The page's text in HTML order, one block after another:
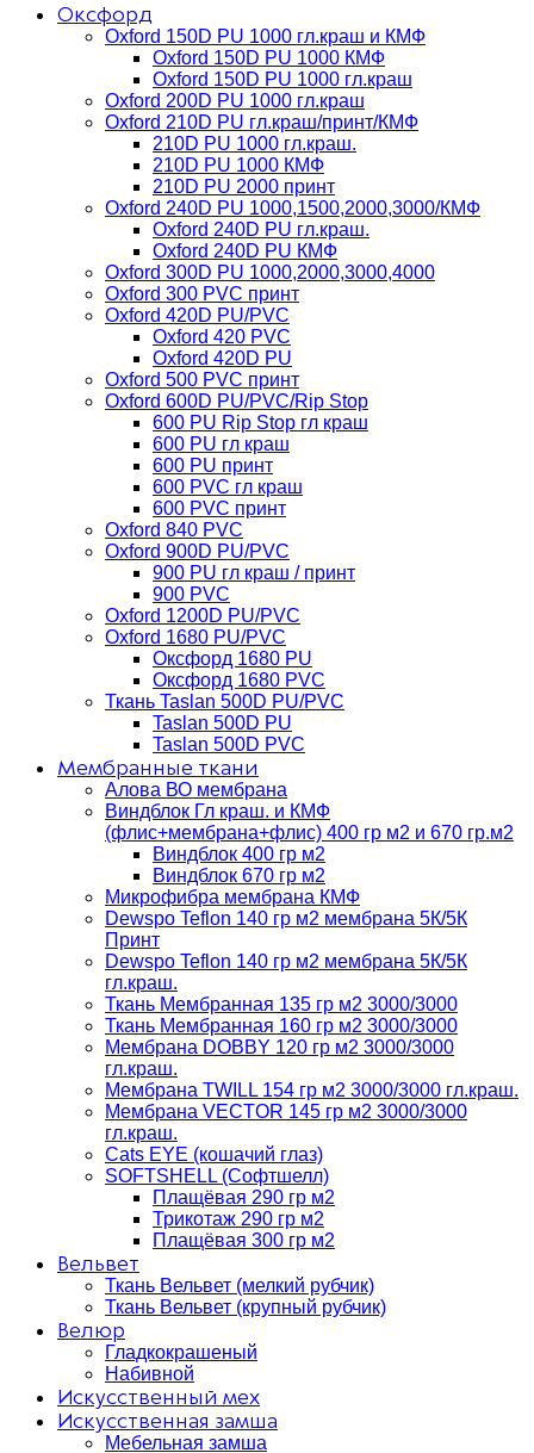
Оксфорд
Oxford 150D PU 1000 гл.краш и КМФ
Oxford 150D PU 1000 КМФ
Oxford 150D PU 1000 гл.краш
Oxford 200D PU 1000 гл.краш
Oxford 210D PU гл.краш/принт/КМФ
210D PU 1000 гл.краш.
210D PU 1000 КМФ
210D PU 2000 принт
Oxford 240D PU 1000,1500,2000,3000/КМФ
Oxford 240D PU гл.краш.
Oxford 240D PU КМФ
Oxford 300D PU 1000,2000,3000,4000
Oxford 300 PVC принт
Oxford 420D PU/PVC
Oxford 420 PVC
Oxford 420D PU
Oxford 500 PVC принт
Oxford 600D PU/PVC/Rip Stop
600 PU Rip Stop гл краш
600 PU гл краш
600 PU принт
600 PVC гл краш
600 PVC принт
Oxford 840 PVC
Oxford 900D PU/PVC
900 PU гл краш / принт
900 PVC
Oxford 1200D PU/PVC
Oxford 1680 PU/PVC
Оксфорд 1680 PU
Оксфорд 1680 PVC
Ткань Taslan 500D PU/PVC
Taslan 500D PU
Taslan 500D PVC
Мембранные ткани
Алова ВО мембрана
Виндблок Гл краш. и КМФ
(флис+мембрана+флис) 400 гр м2 и 670 гр.м2
Виндблок 400 гр м2
Виндблок 670 гр м2
Микрофибра мембрана КМФ
Dewspo Teflon 140 гр м2 мембрана 5К/5К
Принт
Dewspo Teflon 140 гр м2 мембрана 5К/5К
гл.краш.
Ткань Мембранная 135 гр м2 3000/3000
Ткань Мембранная 160 гр м2 3000/3000
Мембрана DOBBY 120 гр м2 3000/3000
гл.краш.
Мембрана TWILL 154 гр м2 3000/3000 гл.краш.
Мембрана VECTOR 145 гр м2 3000/3000
гл.краш.
Cats EYE (кошачий глаз)
SOFTSHELL (Софтшелл)
Плащёвая 290 гр м2
Трикотаж 290 гр м2
Плащёвая 300 гр м2
Вельвет
Ткань Вельвет (мелкий рубчик)
Ткань Вельвет (крупный рубчик)
Велюр
Гладкокрашеный
Набивной
Искусственный мех
Искусственная замша
Мебельная замша